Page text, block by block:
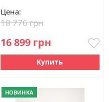
Цена:
16 899 грн
18 776 грн
Купить
НОВИНКА